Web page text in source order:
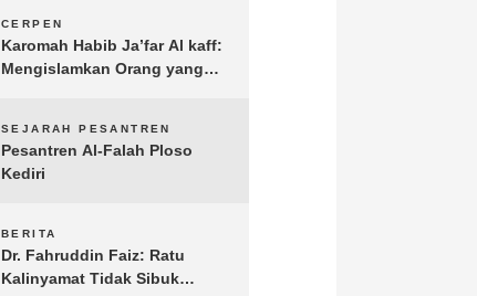
CERPEN
Karomah Habib Ja’far Al kaff:
Mengislamkan Orang yang
SEJARAH PESANTREN
Pesantren Al-Falah Ploso
Kediri
BERITA
Dr. Fahruddin Faiz: Ratu
Kalinyamat Tidak Sibuk